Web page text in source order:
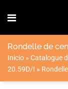
Rondelle de
Inicio » Catalogue
20.59D/I »